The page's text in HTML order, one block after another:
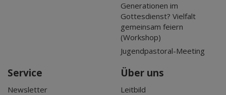
Generationen im
Gottesdienst? Vielfalt
gemeinsam feiern
(Workshop)
Jugendpastoral-Meeting
Service
Newsletter
Über uns
Leitbild